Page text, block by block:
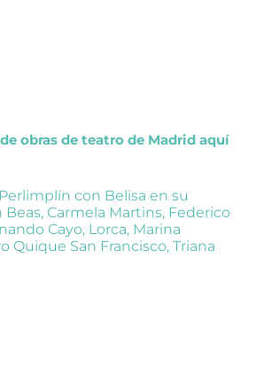
obras de teatro de Madrid aquí
con Belisa en su
Beas, Carmela Martins, Federico
Cayo, Lorca, Marina
Quique San Francisco, Triana